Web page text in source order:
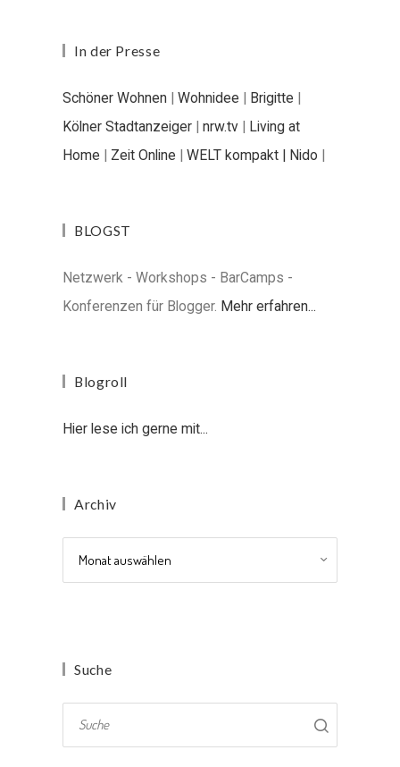
In der Presse
Schöner Wohnen Wohnidee Brigitte
Kölner Stadtanzeiger
nrw.tv
Living at
Home
Zeit Online WELT kompakt | Nido
BLOGST
Netzwerk - Workshops - BarCamps -
Konferenzen für Blogger. Mehr erfahren...
Blogroll
Hier lese ich gerne mit...
Archiv
Suche